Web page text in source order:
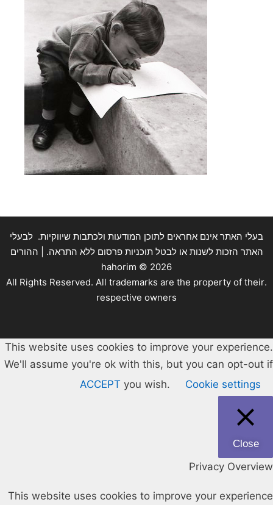
בעלי האתר אינם אחראים לתוכן המודעות ולכתבות שיווקיות. לבעלי
האתר הזכות לשנות או לבטל תוכניות פרסום ללא התראה. | ההורים
hahorim © 2026
.All Rights Reserved. All trademarks are the property of their
respective owners
This website uses cookies to improve your experience.
We'll assume you're ok with this, but you can opt-out if
you wish.
Cookie settings
ACCEPT
Close
Privacy Overview
This website uses cookies to improve your experience